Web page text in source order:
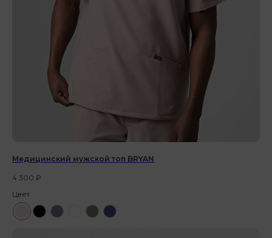
Медицинский мужской топ BRYAN
4 300 ₽
Цвет